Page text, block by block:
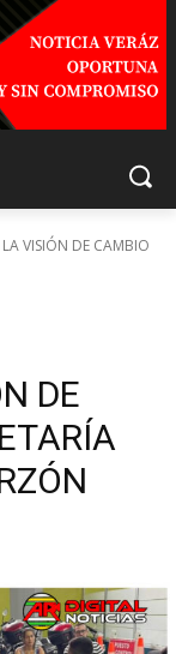
VISIÓN DE CAMBIO
DE